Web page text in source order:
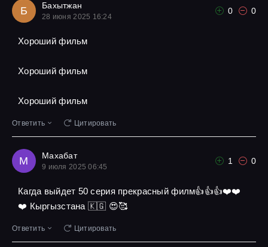
Б Бахытжан
28 июня 2025 16:24
0 0
Хороший фильм
Хороший фильм
Хороший фильм
Ответить Цитировать
М Махабат
9 июля 2025 06:45
1 0
Кагда выйдет 50 серия прекрасный филм👍👍👍❤️❤️
❤️ Кыргызстана 🇰🇬 😍🥰
Ответить Цитировать